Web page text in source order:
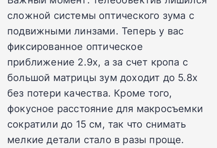
сложной системы оптического зума с
подвижными линзами. Теперь у вас
фиксированное оптическое
приближение 2.9x, а за счет кропа с
большой матрицы зум доходит до 5.8x
без потери качества. Кроме того,
фокусное расстояние для макросъемки
сократили до 15 см, так что снимать
мелкие детали стало в разы проще.